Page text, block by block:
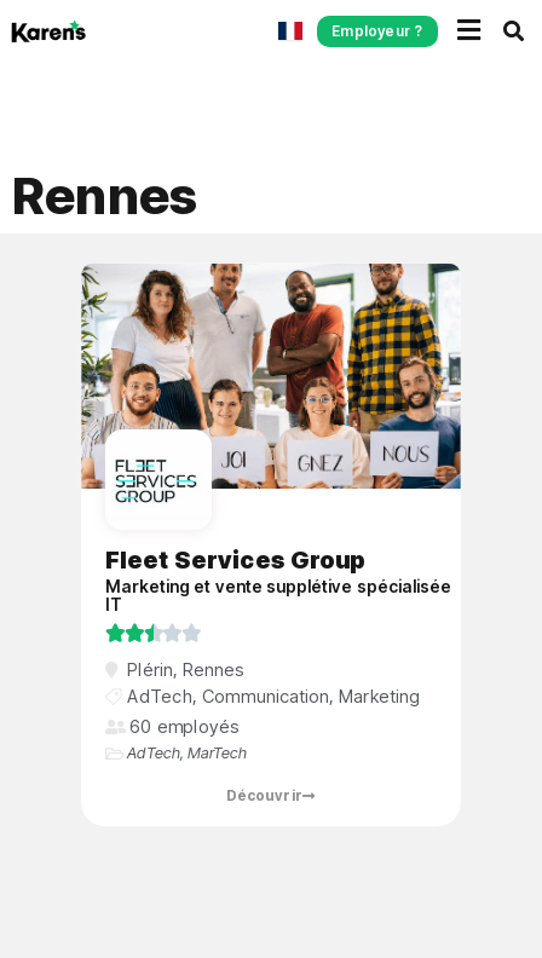
Employeur ?
Rennes
Fleet Services Group
Marketing et vente supplétive spécialisée
IT

Plérin,Rennes
AdTech, Communication,Marketing
60 employés
AdTech,MarTech
Découvrir